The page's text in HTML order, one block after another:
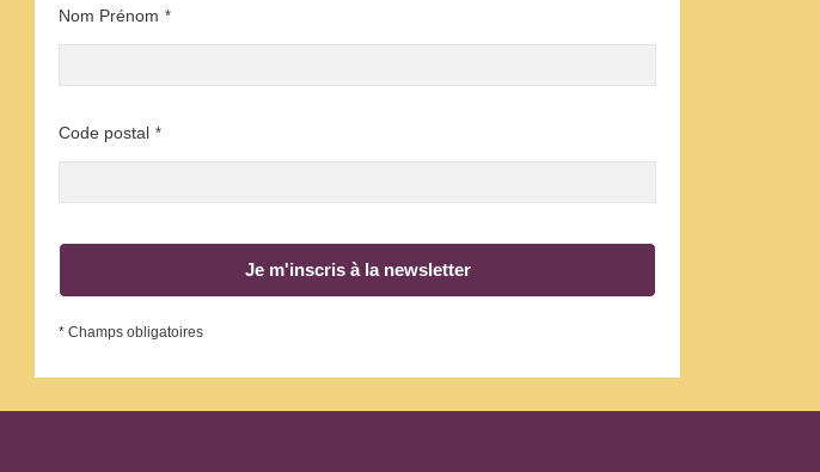
Nom Prénom *
Code postal *
Je m'inscris à la newsletter
* Champs obligatoires